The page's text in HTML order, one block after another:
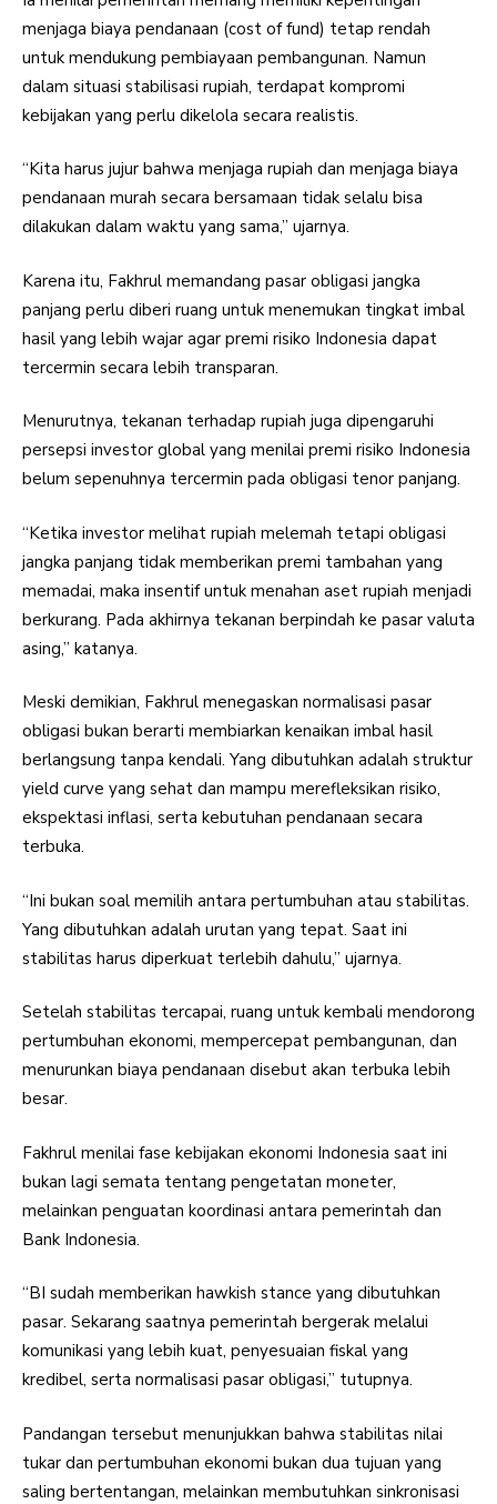
menjaga biaya pendanaan (cost of fund) tetap rendah
untuk mendukung pembiayaan pembangunan. Namun
dalam situasi stabilisasi rupiah, terdapat kompromi
kebijakan yang perlu dikelola secara realistis.
“Kita harus jujur bahwa menjaga rupiah dan menjaga biaya
pendanaan murah secara bersamaan tidak selalu bisa
dilakukan dalam waktu yang sama,” ujarnya.
Karena itu, Fakhrul memandang pasar obligasi jangka
panjang perlu diberi ruang untuk menemukan tingkat imbal
hasil yang lebih wajar agar premi risiko Indonesia dapat
tercermin secara lebih transparan.
Menurutnya, tekanan terhadap rupiah juga dipengaruhi
persepsi investor global yang menilai premi risiko Indonesia
belum sepenuhnya tercermin pada obligasi tenor panjang.
“Ketika investor melihat rupiah melemah tetapi obligasi
jangka panjang tidak memberikan premi tambahan yang
memadai, maka insentif untuk menahan aset rupiah menjadi
berkurang. Pada akhirnya tekanan berpindah ke pasar valuta
asing,” katanya.
Meski demikian, Fakhrul menegaskan normalisasi pasar
obligasi bukan berarti membiarkan kenaikan imbal hasil
berlangsung tanpa kendali. Yang dibutuhkan adalah struktur
yield curve yang sehat dan mampu merefleksikan risiko,
ekspektasi inflasi, serta kebutuhan pendanaan secara
terbuka.
“Ini bukan soal memilih antara pertumbuhan atau stabilitas.
Yang dibutuhkan adalah urutan yang tepat. Saat ini
stabilitas harus diperkuat terlebih dahulu,” ujarnya.
Setelah stabilitas tercapai, ruang untuk kembali mendorong
pertumbuhan ekonomi, mempercepat pembangunan, dan
menurunkan biaya pendanaan disebut akan terbuka lebih
besar.
Fakhrul menilai fase kebijakan ekonomi Indonesia saat ini
bukan lagi semata tentang pengetatan moneter,
melainkan penguatan koordinasi antara pemerintah dan
Bank Indonesia.
“BI sudah memberikan hawkish stance yang dibutuhkan
pasar. Sekarang saatnya pemerintah bergerak melalui
komunikasi yang lebih kuat, penyesuaian fiskal yang
kredibel, serta normalisasi pasar obligasi,” tutupnya.
Pandangan tersebut menunjukkan bahwa stabilitas nilai
tukar dan pertumbuhan ekonomi bukan dua tujuan yang
saling bertentangan, melainkan membutuhkan sinkronisasi